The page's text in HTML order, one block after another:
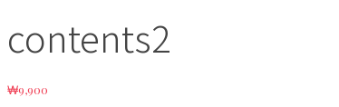
contents2
₩9,900